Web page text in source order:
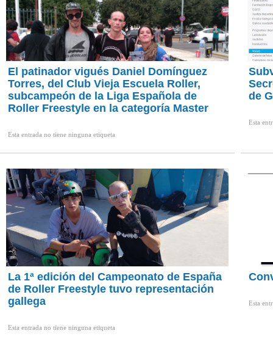
El patinador vigués Daniel Domínguez
Torres, del Club Vieja Escuela Roller,
subcampeón de la Liga Española de
Roller Freestyle en la categoría Master
Esta entrada no tiene ninguna etiqueta
de
Esta
La 1ª edición del Campeonato de España
de Roller Freestyle tuvo representación
gallega
Esta entrada no tiene ninguna etiqueta
Esta